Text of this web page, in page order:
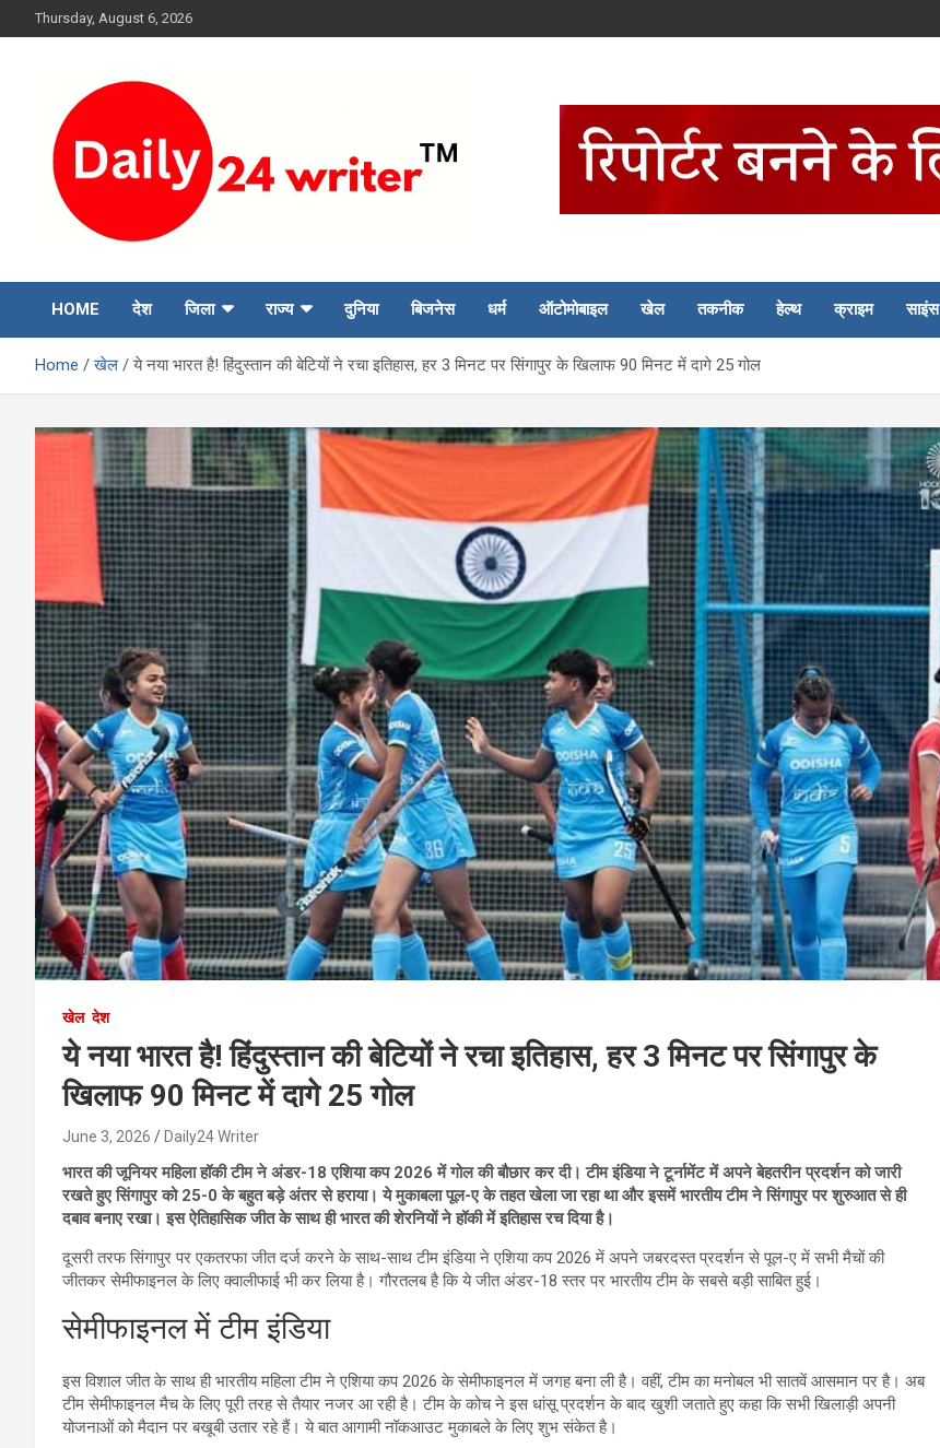
to
Thursday, August 6, 2026
HOME देश जिला राज्य दुनिया बिजनेस धर्म ऑटोमोबाइल खेल तकनीक हेल्थ क्राइम साइंस
Home खेल ये नया भारत है! हिंदुस्तान की बेटियों ने रचा इतिहास, हर 3 मिनट पर सिंगापुर के खिलाफ 90 मिनट में दागे 25 गोल
खेल देश
ये नया भारत है! हिंदुस्तान की बेटियों ने रचा इतिहास, हर 3 मिनट पर सिंगापुर के
खिलाफ 90 मिनट में दागे 25 गोल
June 3, 2026 Daily24 Writer
भारत की जूनियर महिला हॉकी टीम ने अंडर-18 एशिया कप 2026 में गोल की बौछार कर दी। टीम इंडिया ने टूर्नामेंट में अपने बेहतरीन प्रदर्शन को जारी
रखते हुए सिंगापुर को 25-0 के बहुत बड़े अंतर से हराया। ये मुकाबला पूल-ए के तहत खेला जा रहा था और इसमें भारतीय टीम ने सिंगापुर पर शुरुआत से ही
दबाव बनाए रखा। इस ऐतिहासिक जीत के साथ ही भारत की शेरनियों ने हॉकी में इतिहास रच दिया है।
दूसरी तरफ सिंगापुर पर एकतरफा जीत दर्ज करने के साथ-साथ टीम इंडिया ने एशिया कप 2026 में अपने जबरदस्त प्रदर्शन से पूल-ए में सभी मैचों की
जीतकर सेमीफाइनल के लिए क्वालीफाई भी कर लिया है। गौरतलब है कि ये जीत अंडर-18 स्तर पर भारतीय टीम के सबसे बड़ी साबित हुई।
सेमीफाइनल में टीम इंडिया
इस विशाल जीत के साथ ही भारतीय महिला टीम ने एशिया कप 2026 के सेमीफाइनल में जगह बना ली है। वहीं, टीम का मनोबल भी सातवें आसमान पर है। अब
टीम सेमीफाइनल मैच के लिए पूरी तरह से तैयार नजर आ रही है। टीम के कोच ने इस धांसू प्रदर्शन के बाद खुशी जताते हुए कहा कि सभी खिलाड़ी अपनी
योजनाओं को मैदान पर बखूबी उतार रहे हैं। ये बात आगामी नॉकआउट मुकाबले के लिए शुभ संकेत है।